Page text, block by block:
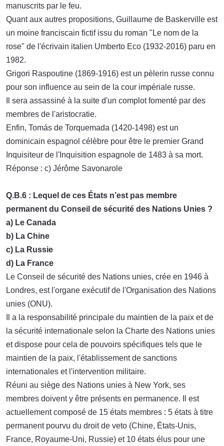
manuscrits par le feu.
Quant aux autres propositions, Guillaume de Baskerville est
un moine franciscain fictif issu du roman "Le nom de la
rose" de l'écrivain italien Umberto Eco (1932-2016) paru en
1982.
Grigori Raspoutine (1869-1916) est un pèlerin russe connu
pour son influence au sein de la cour impériale russe.
Il sera assassiné à la suite d'un complot fomenté par des
membres de l'aristocratie.
Enfin, Tomás de Torquemada (1420-1498) est un
dominicain espagnol célèbre pour être le premier Grand
Inquisiteur de l'Inquisition espagnole de 1483 à sa mort.
Réponse : c) Jérôme Savonarole
Q.B.6 : Lequel de ces États n’est pas membre
permanent du Conseil de sécurité des Nations Unies ?
a) Le Canada
b) La Chine
c) La Russie
d) La France
Le Conseil de sécurité des Nations unies, crée en 1946 à
Londres, est l'organe exécutif de l'Organisation des Nations
unies (ONU).
Il a la responsabilité principale du maintien de la paix et de
la sécurité internationale selon la Charte des Nations unies
et dispose pour cela de pouvoirs spécifiques tels que le
maintien de la paix, l'établissement de sanctions
internationales et l'intervention militaire.
Réuni au siège des Nations unies à New York, ses
membres doivent y être présents en permanence. Il est
actuellement composé de 15 états membres : 5 états à titre
permanent pourvu du droit de veto (Chine, États-Unis,
France, Royaume-Uni, Russie) et 10 états élus pour une